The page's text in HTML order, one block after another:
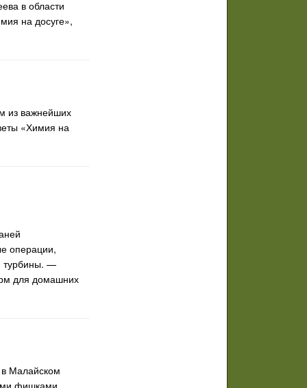
в области
на досуге»,
из важнейших
«Химия на
операции,
турбины. —
для домашних
Малайском